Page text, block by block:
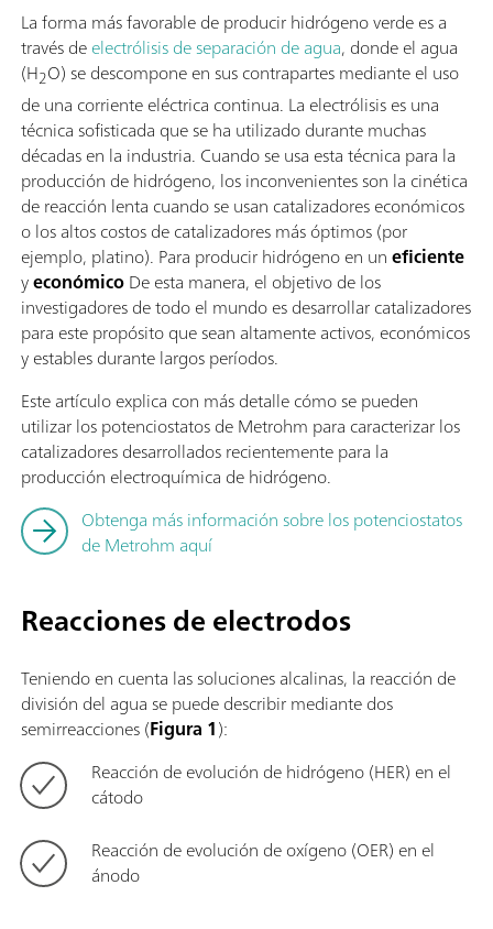
La forma más favorable de producir hidrógeno verde es a
través deelectrólisis de separación de agua, donde el agua
(H2O) se descompone en sus contrapartes mediante el uso
de una corriente eléctrica continua. La electrólisis es una
técnica sofisticada que se ha utilizado durante muchas
décadas en la industria. Cuando se usa esta técnica para la
producción de hidrógeno, los inconvenientes son la cinética
de reacción lenta cuando se usan catalizadores económicos
o los altos costos de catalizadores más óptimos (por
ejemplo, platino). Para producir hidrógeno en uneficiente
yeconómicoDe esta manera, el objetivo de los
investigadores de todo el mundo es desarrollar catalizadores
para este propósito que sean altamente activos, económicos
y estables durante largos períodos.
Este artículo explica con más detalle cómo se pueden
utilizar los potenciostatos de Metrohm para caracterizar los
catalizadores desarrollados recientemente para la
producción electroquímica de hidrógeno.
Obtenga más información sobre los potenciostatos
de Metrohm aquí
Reacciones de electrodos
Teniendo en cuenta las soluciones alcalinas, la reacción de
división del agua se puede describir mediante dos
semirreacciones (Figura 1):
Reacción de evolución de hidrógeno (HER) en el
cátodo
Reacción de evolución de oxígeno (OER) en el
ánodo